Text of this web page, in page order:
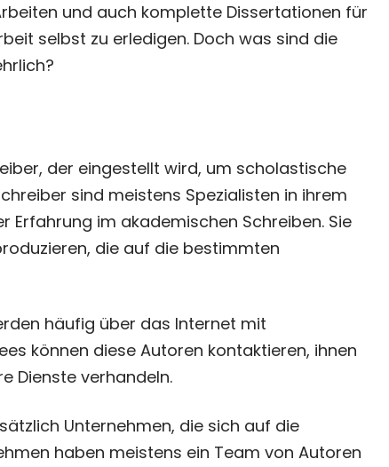
und auch komplette Dissertationen für
selbst zu erledigen. Doch was sind die
der eingestellt wird, um scholastische
sind meistens Spezialisten in ihrem
im akademischen Schreiben. Sie
die auf die bestimmten
häufig über das Internet mit
können diese Autoren kontaktieren, ihnen
Dienste verhandeln.
Unternehmen, die sich auf die
haben meistens ein Team von Autoren